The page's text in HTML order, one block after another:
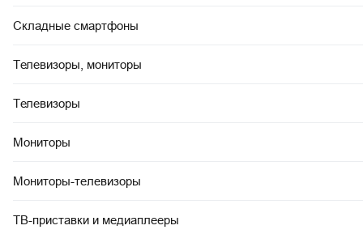
Складные смартфоны
Телевизоры, мониторы
Телевизоры
Мониторы
Мониторы-телевизоры
ТВ-приставки и медиаплееры